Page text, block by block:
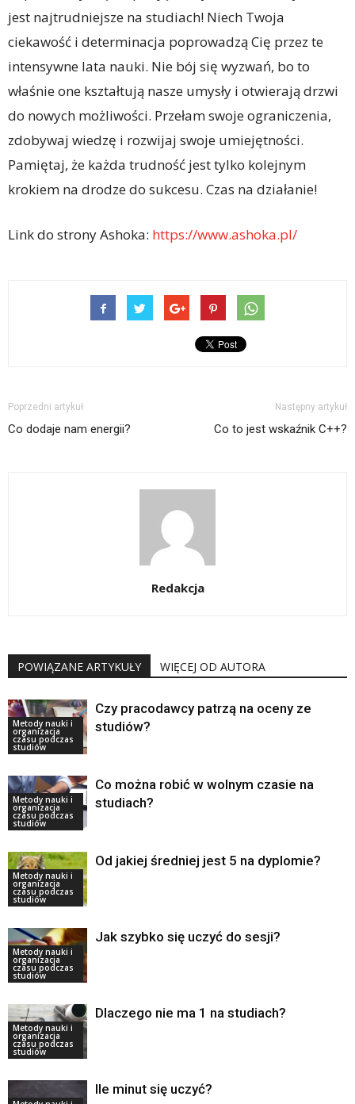
jest najtrudniejsze na studiach! Niech Twoja
ciekawość i determinacja poprowadzą Cię przez te
intensywne lata nauki. Nie bój się wyzwań, bo to
właśnie one kształtują nasze umysły i otwierają drzwi
do nowych możliwości. Przełam swoje ograniczenia,
zdobywaj wiedzę i rozwijaj swoje umiejętności.
Pamiętaj, że każda trudność jest tylko kolejnym
krokiem na drodze do sukcesu. Czas na działanie!
Link do strony Ashoka: https://www.ashoka.pl/
Poprzedni artykuł
Co dodaje nam energii?
Następny artykuł
Co to jest wskaźnik C++?
Redakcja
POWIĄZANE ARTYKUŁY WIĘCEJ OD AUTORA
Metody nauki i
organizacja
czasu podczas
studiów
Czy pracodawcy patrzą na oceny ze
studiów?
Metody nauki i
organizacja
czasu podczas
studiów
Co można robić w wolnym czasie na
studiach?
Metody nauki i
organizacja
czasu podczas
studiów
Od jakiej średniej jest 5 na dyplomie?
Metody nauki i
organizacja
czasu podczas
studiów
Jak szybko się uczyć do sesji?
Metody nauki i
organizacja
czasu podczas
studiów
Dlaczego nie ma 1 na studiach?
Ile minut się uczyć?